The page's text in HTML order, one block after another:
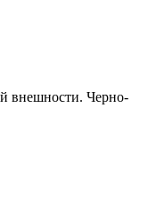
внешности. Черно-